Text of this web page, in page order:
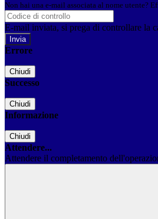
Non hai una e-mail associata al nome utente?
E-mail inviata, si prega di controllare la
Errore
Chiudi
Successo
Chiudi
Informazione
Chiudi
Attendere...
Attendere il completamento